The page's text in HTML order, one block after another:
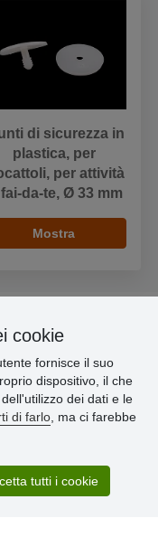
di sicurezza in
plastica, per
per attività
da-te, Ø 33 mm
Mostra
cookie
fornisce il suo
dispositivo, il che
dei dati e le
di farlo , ma ci farebbe
tutti i cookie